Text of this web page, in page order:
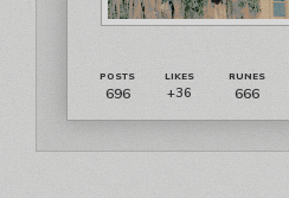
696 +36 666